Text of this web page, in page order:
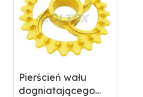
Pierścień wału
dogniatającego